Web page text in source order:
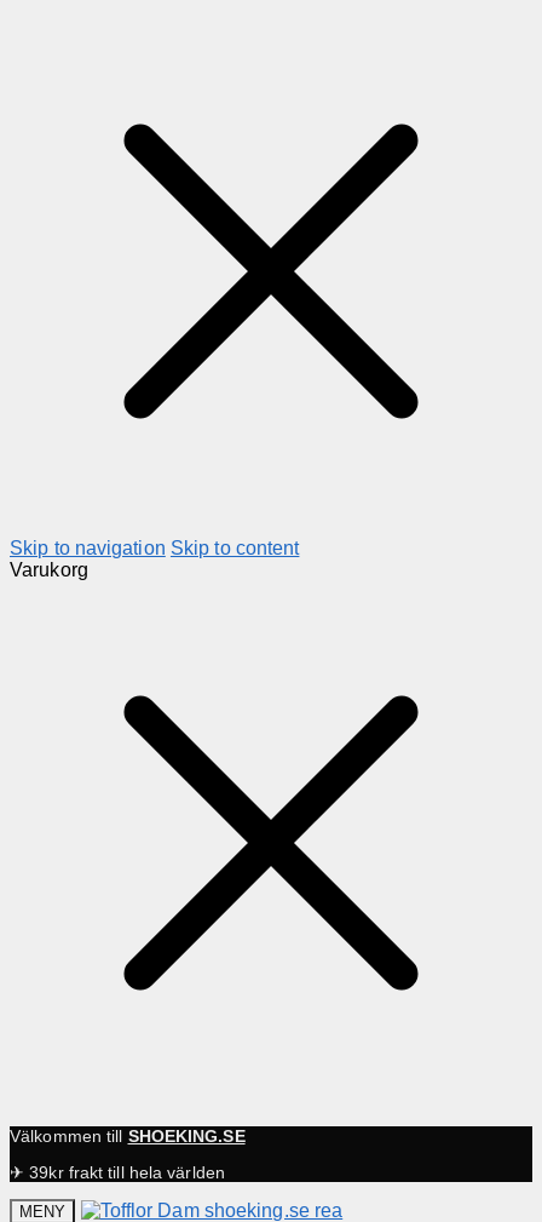
Skip to navigation Skip to content
Varukorg
Välkommen till SHOEKING.SE
✈ 39kr frakt till hela världen
MENY